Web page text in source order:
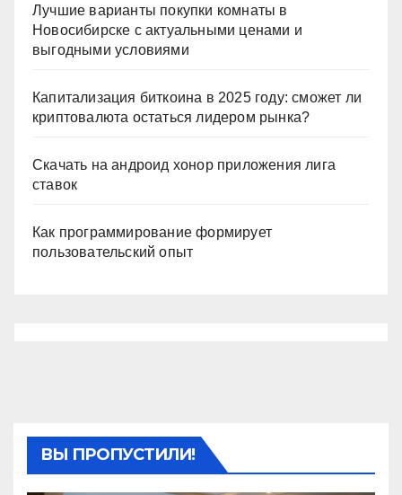
Лучшие варианты покупки комнаты в
Новосибирске с актуальными ценами и
выгодными условиями
Капитализация биткоина в 2025 году: сможет ли
криптовалюта остаться лидером рынка?
Скачать на андроид хонор приложения лига
ставок
Как программирование формирует
пользовательский опыт
ВЫ ПРОПУСТИЛИ!